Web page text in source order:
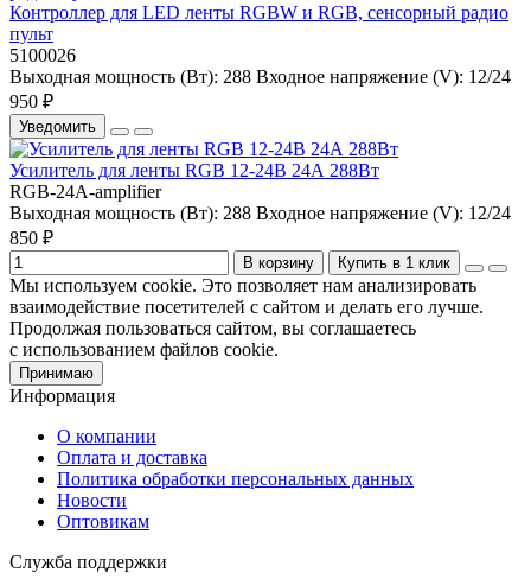
Контроллер для LED ленты RGBW и RGB, сенсорный радио
пульт
5100026
Выходная мощность (Вт): 288 Входное напряжение (V): 12/24
950 ₽
Уведомить
Усилитель для ленты RGB 12-24В 24А 288Вт
RGB-24A-amplifier
Выходная мощность (Вт): 288 Входное напряжение (V): 12/24
850 ₽
В корзину Купить в 1 клик
Мы используем cookie. Это позволяет нам анализировать
взаимодействие посетителей с сайтом и делать его лучше.
Продолжая пользоваться сайтом, вы соглашаетесь
с использованием файлов cookie.
Принимаю
Информация
О компании
Оплата и доставка
Политика обработки персональных данных
Новости
Оптовикам
Служба поддержки